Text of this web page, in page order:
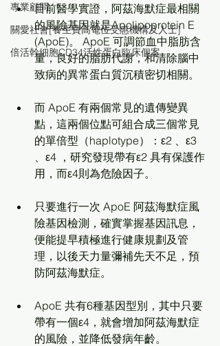
專業顧問
關愛社會[養生寶高電位受惠機構及人士]
倍活幹細胞CD34活性蛋白臨床個案
目前醫學實證，阿茲海默症最相關
的風險基因就是Apolipoprotein E
(ApoE)。 ApoE 可調節血中脂肪含
量，良好的脂肪代謝，和清除腦中
致病的異常蛋白質沉積密切相關。
而 ApoE 有兩個常見的遺傳變異
點，這兩個位點可組合成三個常見
的單倍型（haplotype）：ε2 、ε3
、ε4 ，研究發現帶有ε2 具有保護作
用，而ε4則為危險因子。
只要進行一次 ApoE 阿茲海默症風
險基因檢測，確實掌握基因訊息，
便能提早積極進行健康規劃及管
理，以後天力量彌補先天不足，預
防阿茲海默症。
ApoE 共有6種基因型別，其中只要
帶有一個ε4，就會增加阿茲海默症
的風險，並降低發病年齡。